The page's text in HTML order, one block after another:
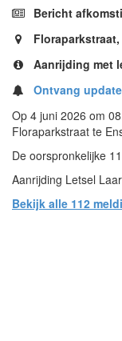
Bericht
Aanrijding met
Ontvang
Op 4 juni 2026 om
Floraparkstraat te
De oorspronkelijke
Aanrijding Letsel
Bekijk alle 112